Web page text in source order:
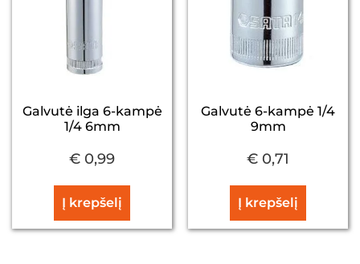
Galvutė ilga 6-kampė
1/4 6mm
€ 0,99
Į krepšelį
Galvutė 6-kampė 1/4
9mm
€ 0,71
Į krepšelį